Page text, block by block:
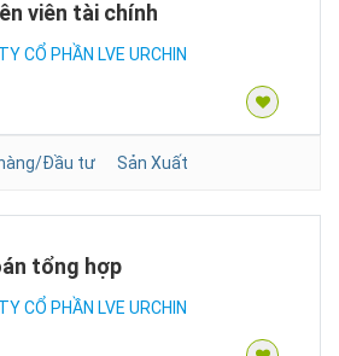
viên tài chính
CỔ PHẦN LVE URCHIN
Đầu tư Sản Xuất
tổng hợp
CỔ PHẦN LVE URCHIN